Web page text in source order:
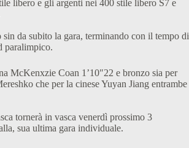
libero e gli argenti nei 400 stile libero S7 e
sin da subito la gara, terminando con il tempo di
paralimpico.
McKenxzie Coan 1’10″22 e bronzo sia per
che per la cinese Yuyan Jiang entrambe
tornerà in vasca venerdì prossimo 3
sua ultima gara individuale.